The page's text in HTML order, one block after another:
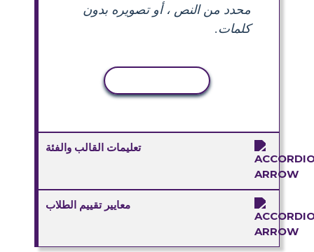
محدد من النص ، أو تصويره بدون
كلمات.
تعليمات القالب والفئة
معايير تقييم الطلاب